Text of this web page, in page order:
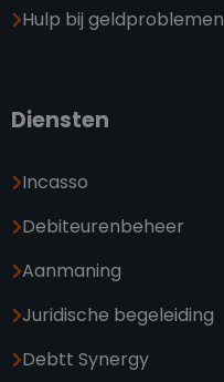
Hulp bij geldproblemen
Diensten
Incasso
Debiteurenbeheer
Aanmaning
Juridische begeleiding
Debtt Synergy